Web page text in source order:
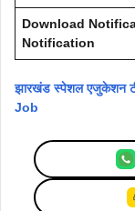
Download
Notification
झारखंड स्पेशल एजुकेशन
Job